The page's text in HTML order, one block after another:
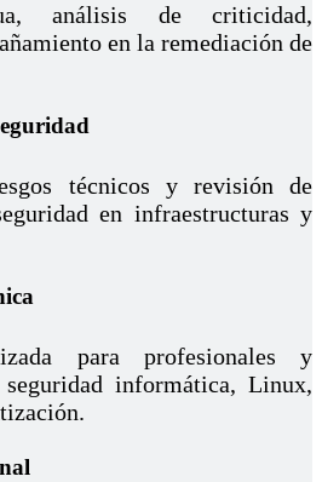
análisis de criticidad,
en la remediación de
técnicos y revisión de
en infraestructuras y
para profesionales y
informática, Linux,